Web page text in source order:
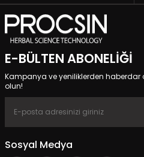
E-BÜLTEN ABONELIĞI
Kampanya ve yeniliklerden
olun!
Sosyal Medya